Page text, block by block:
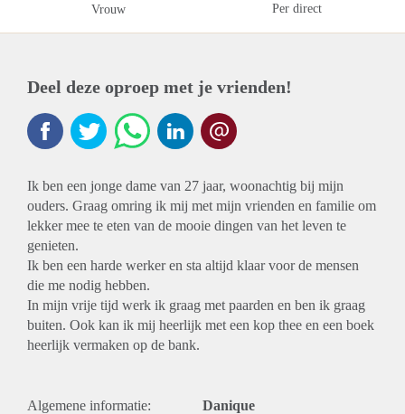
Vrouw Per direct
Deel deze oproep met je vrienden!
Ik ben een jonge dame van 27 jaar, woonachtig bij mijn
ouders. Graag omring ik mij met mijn vrienden en familie om
lekker mee te eten van de mooie dingen van het leven te
genieten.
Ik ben een harde werker en sta altijd klaar voor de mensen
die me nodig hebben.
In mijn vrije tijd werk ik graag met paarden en ben ik graag
buiten. Ook kan ik mij heerlijk met een kop thee en een boek
heerlijk vermaken op de bank.
Algemene informatie: Danique